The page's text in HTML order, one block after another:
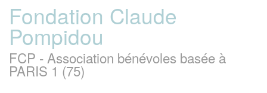
Fondation Claude
Pompidou
FCP - Association bénévoles basée à
PARIS 1 (75)